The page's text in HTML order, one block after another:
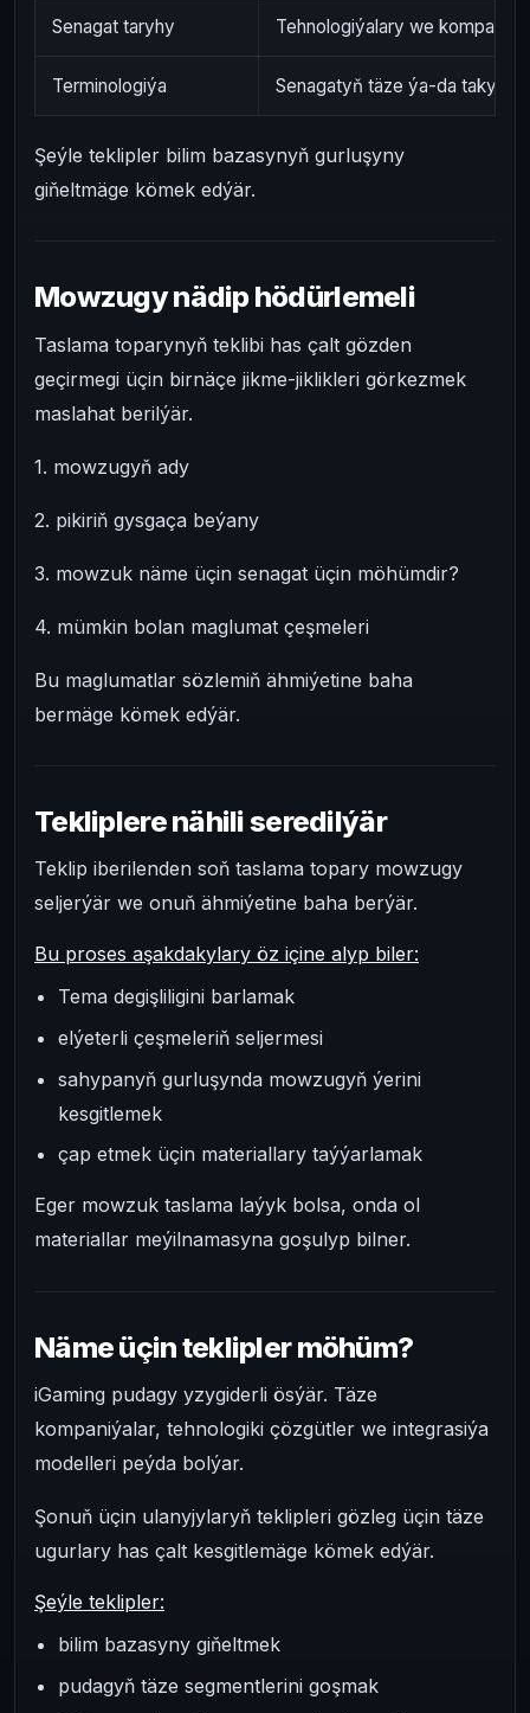
Senagat taryhy Tehnologiýalary we
Terminologiýa Senagatyň täze ýa-da
Şeýle teklipler bilim bazasynyň gurluşyny
giňeltmäge kömek edýär.
Mowzugy nädip hödürlemeli
Taslama toparynyň teklibi has çalt gözden
geçirmegi üçin birnäçe jikme-jiklikleri görkezmek
maslahat berilýär.
1. mowzugyň ady
2. pikiriň gysgaça beýany
3. mowzuk näme üçin senagat üçin möhümdir?
4. mümkin bolan maglumat çeşmeleri
Bu maglumatlar sözlemiň ähmiýetine baha
bermäge kömek edýär.
Tekliplere nähili seredilýär
Teklip iberilenden soň taslama topary mowzugy
seljerýär we onuň ähmiýetine baha berýär.
Bu proses aşakdakylary öz içine alyp biler:
Tema degişliligini barlamak
elýeterli çeşmeleriň seljermesi
sahypanyň gurluşynda mowzugyň ýerini
kesgitlemek
çap etmek üçin materiallary taýýarlamak
Eger mowzuk taslama laýyk bolsa, onda ol
materiallar meýilnamasyna goşulyp bilner.
Näme üçin teklipler möhüm?
iGaming pudagy yzygiderli ösýär. Täze
kompaniýalar, tehnologiki çözgütler we integrasiýa
modelleri peýda bolýar.
Şonuň üçin ulanyjylaryň teklipleri gözleg üçin täze
ugurlary has çalt kesgitlemäge kömek edýär.
Şeýle teklipler:
bilim bazasyny giňeltmek
pudagyň täze segmentlerini goşmak